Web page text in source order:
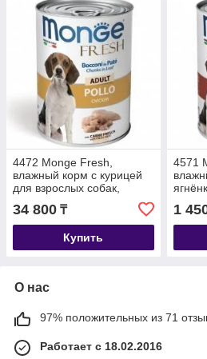
4472 Monge Fresh,
влажный корм с курицей
для взрослых собак,
уп.24*400гр.
34 800 ₸
Купить
4571
1
О нас
97% положительных из 71
Работает с 18.02.2016